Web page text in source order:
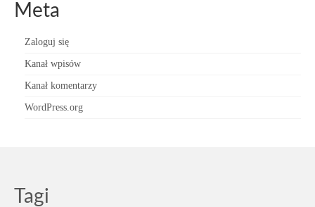
Meta
Zaloguj się
Kanał wpisów
Kanał komentarzy
WordPress.org
Tagi